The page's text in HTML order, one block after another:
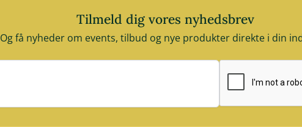
Tilmeld dig vores nyhedsbrev
Og få nyheder om events, tilbud og nye produkter direkte i din
E-mail adresse